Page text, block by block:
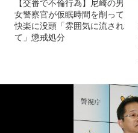
【交番で不倫行為】尼崎の男
女警察官が仮眠時間を削って
快楽に没頭「雰囲気に流され
て」懲戒処分